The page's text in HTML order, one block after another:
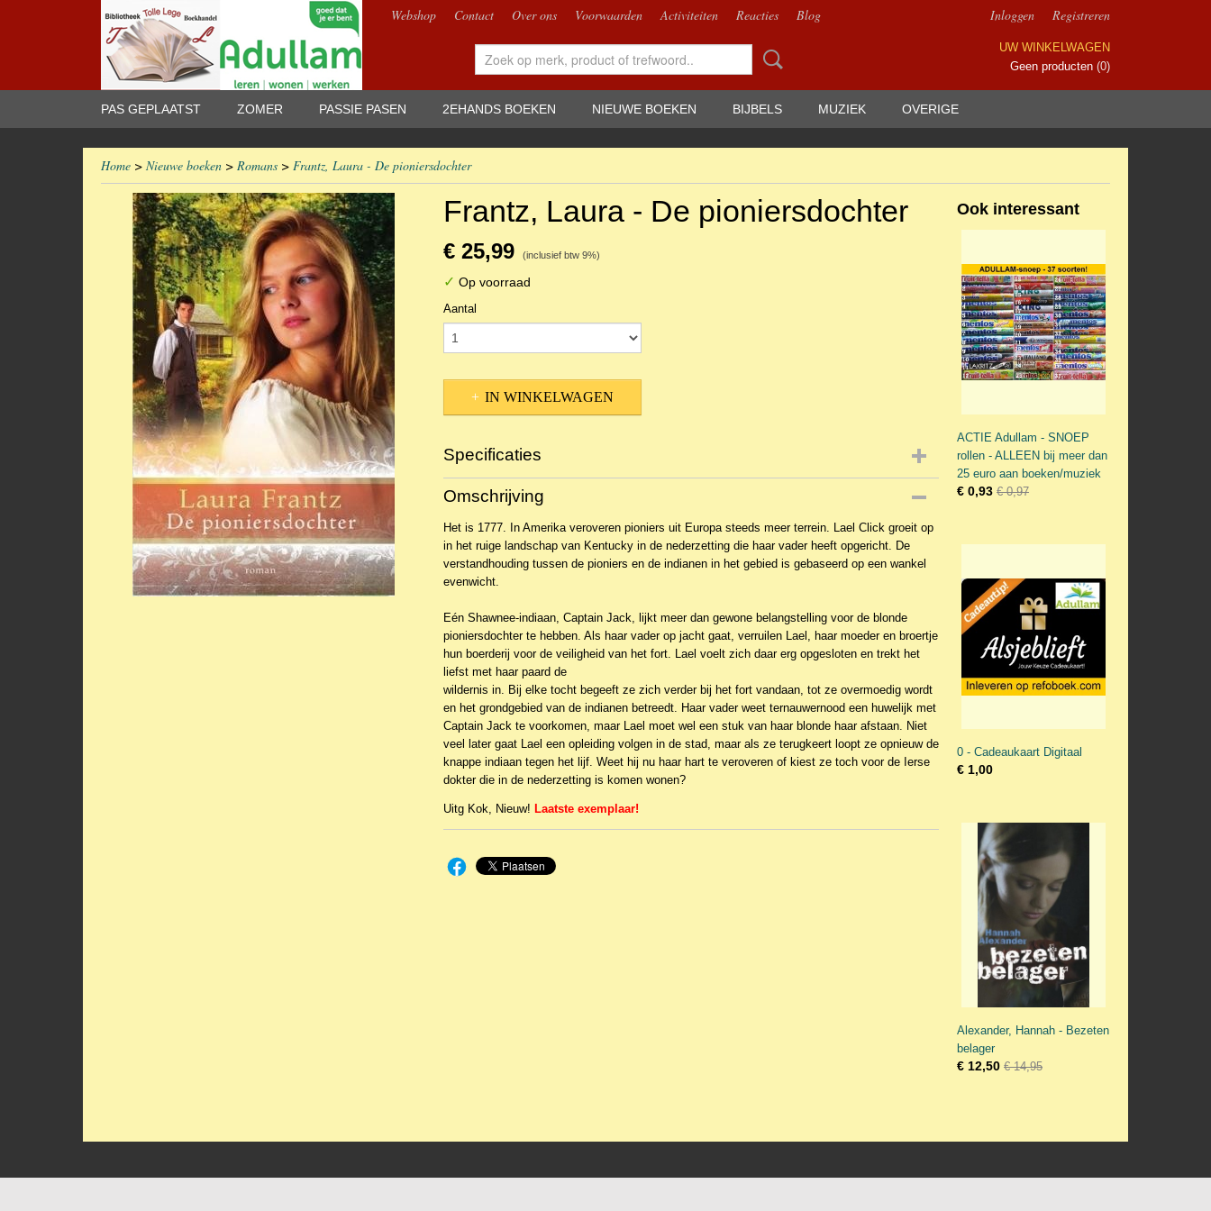
Webshop Contact Over ons Voorwaarden Activiteiten Reacties Blog Inloggen Registreren
UW WINKELWAGEN
Geen producten (0)
PAS GEPLAATST ZOMER PASSIE PASEN 2EHANDS BOEKEN NIEUWE BOEKEN BIJBELS MUZIEK OVERIGE
Home > Nieuwe boeken > Romans > Frantz, Laura - De pioniersdochter
Frantz, Laura - De pioniersdochter
€ 25,99 (inclusief btw 9%)
✓ Op voorraad
Aantal
IN WINKELWAGEN
Specificaties
Productcode
EAN code
Omschrijving
Het is 1777. In Amerika veroveren pioniers uit Europa steeds meer terrein. Lael Click groeit op
in het ruige landschap van Kentucky in de nederzetting die haar vader heeft opgericht. De
verstandhouding tussen de pioniers en de indianen in het gebied is gebaseerd op een wankel
evenwicht.
Eén Shawnee-indiaan, Captain Jack, lijkt meer dan gewone belangstelling voor de blonde
pioniersdochter te hebben. Als haar vader op jacht gaat, verruilen Lael, haar moeder en broertje
hun boerderij voor de veiligheid van het fort. Lael voelt zich daar erg opgesloten en trekt het
liefst met haar paard de
wildernis in. Bij elke tocht begeeft ze zich verder bij het fort vandaan, tot ze overmoedig wordt
en het grondgebied van de indianen betreedt. Haar vader weet ternauwernood een huwelijk met
Captain Jack te voorkomen, maar Lael moet wel een stuk van haar blonde haar afstaan. Niet
veel later gaat Lael een opleiding volgen in de stad, maar als ze terugkeert loopt ze opnieuw de
knappe indiaan tegen het lijf. Weet hij nu haar hart te veroveren of kiest ze toch voor de Ierse
dokter die in de nederzetting is komen wonen?
Uitg Kok, Nieuw! Laatste exemplaar!
Ook interessant
ACTIE Adullam - SNOEP
rollen - ALLEEN bij meer dan
25 euro aan boeken/muziek
€ 0,93 € 0,97
0 - Cadeaukaart Digitaal
€ 1,00
Alexander, Hannah - Bezeten
belager
€ 12,50 € 14,95